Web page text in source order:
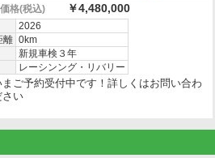
格(税込) ￥4,480,000
2026
離 0km
新規車検３年
レーシンング・リバリー
まご予約受付中です！詳しくはお問い合わ
さい